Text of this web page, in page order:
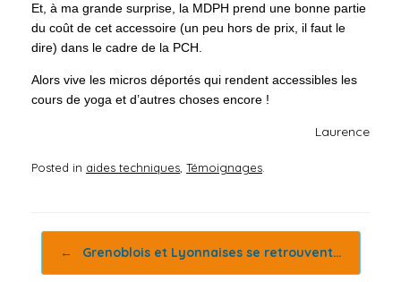
Et, à ma grande surprise, la MDPH prend une bonne partie
du coût de cet accessoire (un peu hors de prix, il faut le
dire) dans le cadre de la PCH.
Alors vive les micros déportés qui rendent accessibles les
cours de yoga et d’autres choses encore !
Laurence
Posted in aides techniques Témoignages
← Grenoblois et Lyonnaises se retrouvent…